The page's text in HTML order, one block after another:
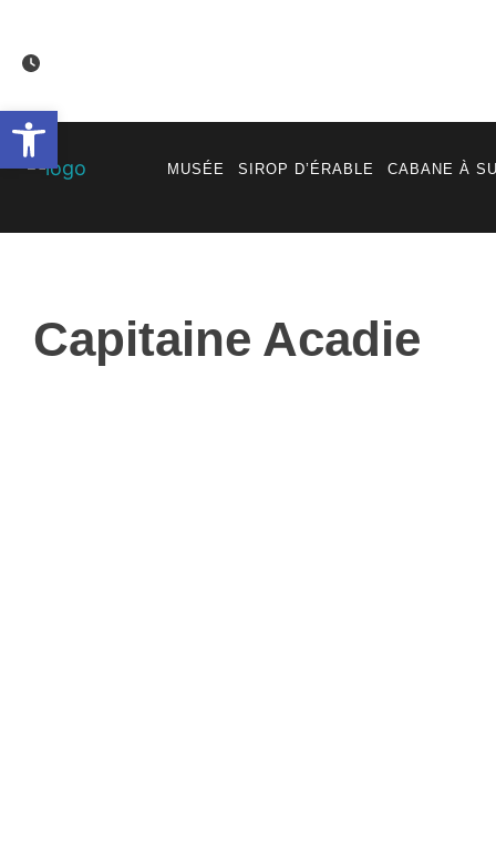
contenu
MUSÉE SIROP D’ÉRABLE CABANE À
Capitaine Acadie
Ouvrir la barre d’outils